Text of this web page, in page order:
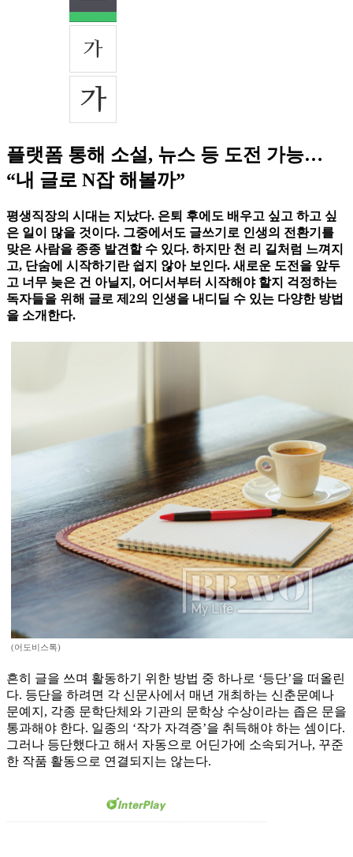
플랫폼 통해 소설, 뉴스 등 도전 가능…
“내 글로 N잡 해볼까”
평생직장의 시대는 지났다. 은퇴 후에도 배우고 싶고 하고 싶
은 일이 많을 것이다. 그중에서도 글쓰기로 인생의 전환기를
맞은 사람을 종종 발견할 수 있다. 하지만 천 리 길처럼 느껴지
고, 단숨에 시작하기란 쉽지 않아 보인다. 새로운 도전을 앞두
고 너무 늦은 건 아닐지, 어디서부터 시작해야 할지 걱정하는
독자들을 위해 글로 제2의 인생을 내디딜 수 있는 다양한 방법
을 소개한다.
(어도비스톡)
흔히 글을 쓰며 활동하기 위한 방법 중 하나로 ‘등단’을 떠올린
다. 등단을 하려면 각 신문사에서 매년 개최하는 신춘문예나
문예지, 각종 문학단체와 기관의 문학상 수상이라는 좁은 문을
통과해야 한다. 일종의 ‘작가 자격증’을 취득해야 하는 셈이다.
그러나 등단했다고 해서 자동으로 어딘가에 소속되거나, 꾸준
한 작품 활동으로 연결되지는 않는다.